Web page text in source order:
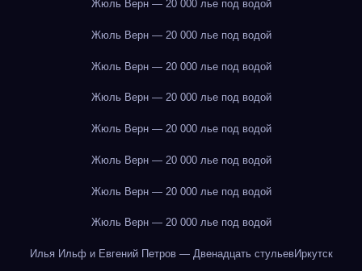
Жюль Верн — 20 000 лье под водой
Жюль Верн — 20 000 лье под водой
Жюль Верн — 20 000 лье под водой
Жюль Верн — 20 000 лье под водой
Жюль Верн — 20 000 лье под водой
Жюль Верн — 20 000 лье под водой
Жюль Верн — 20 000 лье под водой
Жюль Верн — 20 000 лье под водой
Илья Ильф и Евгений Петров — Двенадцать стульевИркутск